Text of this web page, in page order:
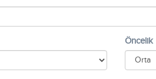
Öncelik